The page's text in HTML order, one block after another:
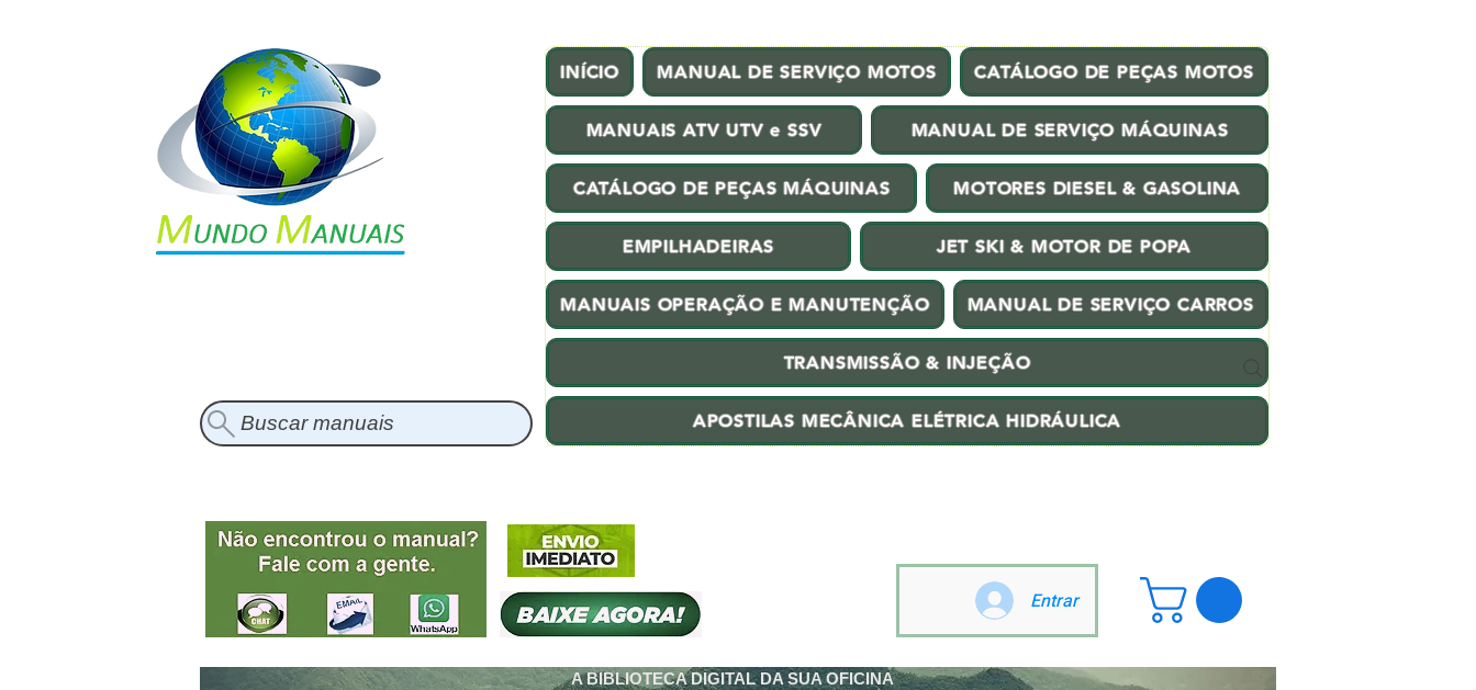
Buscar manuais
INÍCIO MANUAL DE SERVIÇO MOTOS CATÁLOGO DE PEÇAS MOTOS
MANUAIS ATV UTV e SSV MANUAL DE SERVIÇO MÁQUINAS
CATÁLOGO DE PEÇAS MÁQUINAS MOTORES DIESEL & GASOLINA
EMPILHADEIRAS JET SKI & MOTOR DE POPA
MANUAIS OPERAÇÃO E MANUTENÇÃO MANUAL DE SERVIÇO CARROS
TRANSMISSÃO & INJEÇÃO
APOSTILAS MECÂNICA ELÉTRICA HIDRÁULICA
Entrar
A BIBLIOTECA DIGITAL DA SUA OFICINA